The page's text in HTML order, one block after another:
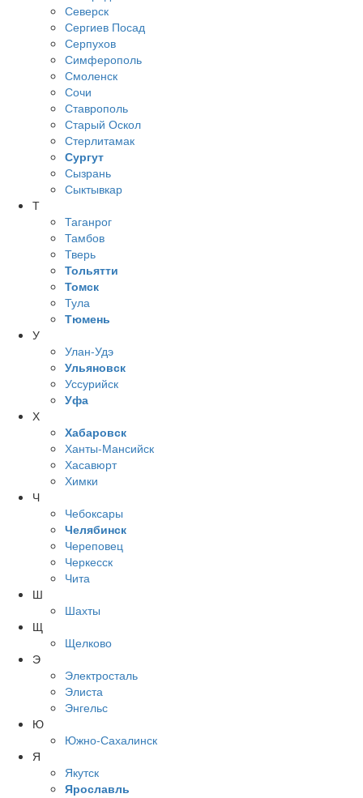
Северск
Сергиев Посад
Серпухов
Симферополь
Смоленск
Сочи
Ставрополь
Старый Оскол
Стерлитамак
Сургут
Сызрань
Сыктывкар
Т
Таганрог
Тамбов
Тверь
Тольятти
Томск
Тула
Тюмень
У
Улан-Удэ
Ульяновск
Уссурийск
Уфа
Х
Хабаровск
Ханты-Мансийск
Хасавюрт
Химки
Ч
Чебоксары
Челябинск
Череповец
Черкесск
Чита
Ш
Шахты
Щ
Щелково
Э
Электросталь
Элиста
Энгельс
Ю
Южно-Сахалинск
Я
Якутск
Ярославль